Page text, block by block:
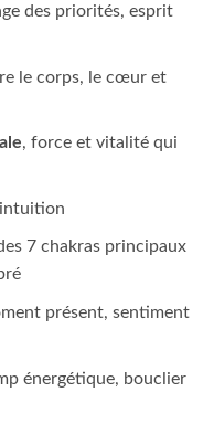
des priorités, esprit
le corps, le cœur et
, force et vitalité qui
7 chakras principaux
présent, sentiment
énergétique, bouclier